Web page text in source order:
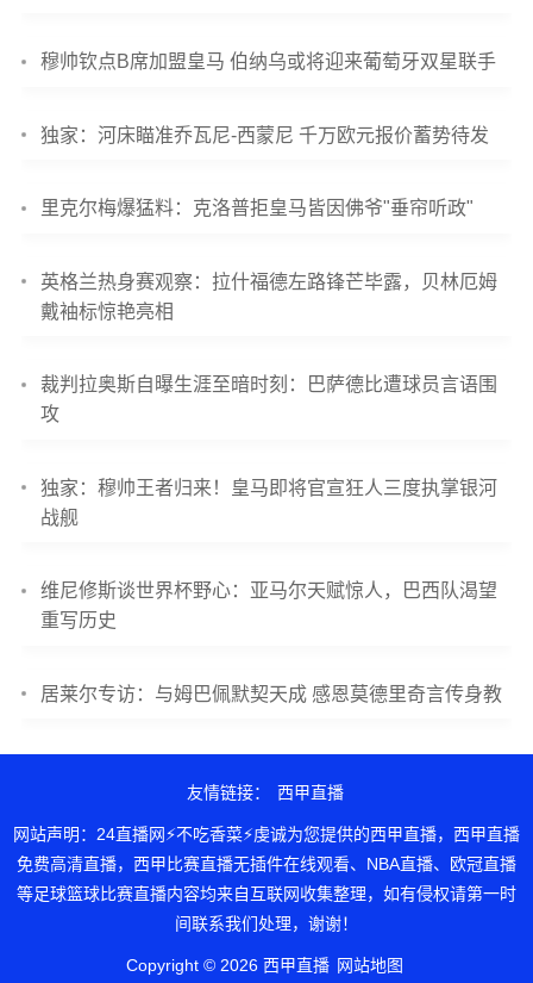
穆帅钦点B席加盟皇马 伯纳乌或将迎来葡萄牙双星联手
独家：河床瞄准乔瓦尼-西蒙尼 千万欧元报价蓄势待发
里克尔梅爆猛料：克洛普拒皇马皆因佛爷"垂帘听政"
英格兰热身赛观察：拉什福德左路锋芒毕露，贝林厄姆
戴袖标惊艳亮相
裁判拉奥斯自曝生涯至暗时刻：巴萨德比遭球员言语围
攻
独家：穆帅王者归来！皇马即将官宣狂人三度执掌银河
战舰
维尼修斯谈世界杯野心：亚马尔天赋惊人，巴西队渴望
重写历史
居莱尔专访：与姆巴佩默契天成 感恩莫德里奇言传身教
友情链接： 西甲直播
网站声明：24直播网⚡不吃香菜⚡虔诚为您提供的西甲直播，西甲直播
免费高清直播，西甲比赛直播无插件在线观看、NBA直播、欧冠直播
等足球篮球比赛直播内容均来自互联网收集整理，如有侵权请第一时
间联系我们处理，谢谢！
Copyright © 2026 西甲直播 网站地图